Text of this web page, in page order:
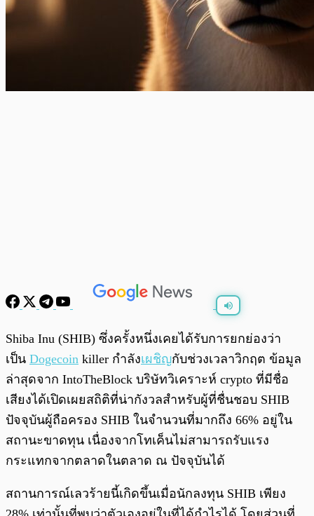
0:00 0:00
Shiba Inu (SHIB) ซึ่งครั้งหนึ่งเคยได้รับการยกย่องว่า
เป็น Dogecoin killer กำลังเผชิญกับช่วงเวลาวิกฤต ข้อมูล
ล่าสุดจาก IntoTheBlock บริษัทวิเคราะห์ crypto ที่มีชื่อ
เสียงได้เปิดเผยสถิติที่น่ากังวลสำหรับผู้ที่ชื่นชอบ SHIB
ปัจจุบันผู้ถือครอง SHIB ในจำนวนที่มากถึง 66% อยู่ใน
สถานะขาดทุน เนื่องจากโทเค็นไม่สามารถรับแรง
กระแทกจากตลาดในตลาด ณ ปัจจุบันได้
สถานการณ์เลวร้ายนี้เกิดขึ้นเมื่อนักลงทุน SHIB เพียง